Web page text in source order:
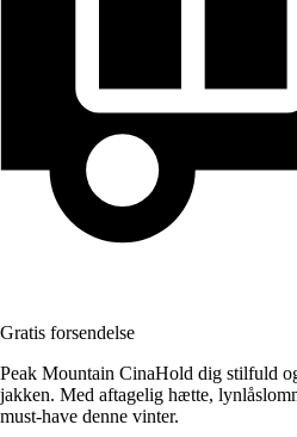
Gratis forsendelse
Peak Mountain CinaHold dig stilfuld
jakken. Med aftagelig hætte,
must-have denne vinter.